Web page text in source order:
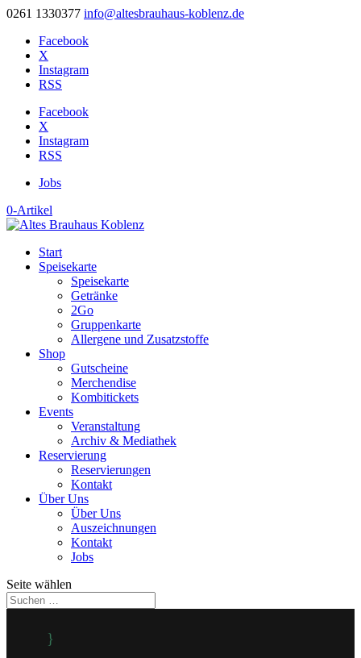
0261 1330377 info@altesbrauhaus-koblenz.de
Facebook
X
Instagram
RSS
Facebook
X
Instagram
RSS
Jobs
0-Artikel
Start
Speisekarte
Speisekarte
Getränke
2Go
Gruppenkarte
Allergene und Zusatzstoffe
Shop
Gutscheine
Merchendise
Kombitickets
Events
Veranstaltung
Archiv & Mediathek
Reservierung
Reservierungen
Kontakt
Über Uns
Über Uns
Auszeichnungen
Kontakt
Jobs
Seite wählen
}